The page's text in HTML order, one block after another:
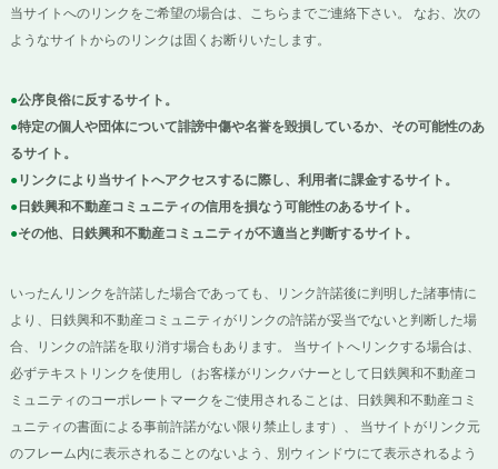
当サイトへのリンクをご希望の場合は、こちらまでご連絡下さい。 なお、次の
ようなサイトからのリンクは固くお断りいたします。
公序良俗に反するサイト。
特定の個人や団体について誹謗中傷や名誉を毀損しているか、その可能性のあ
るサイト。
リンクにより当サイトへアクセスするに際し、利用者に課金するサイト。
日鉄興和不動産コミュニティの信用を損なう可能性のあるサイト。
その他、日鉄興和不動産コミュニティが不適当と判断するサイト。
いったんリンクを許諾した場合であっても、リンク許諾後に判明した諸事情に
より、日鉄興和不動産コミュニティがリンクの許諾が妥当でないと判断した場
合、リンクの許諾を取り消す場合もあります。 当サイトへリンクする場合は、
必ずテキストリンクを使用し（お客様がリンクバナーとして日鉄興和不動産コ
ミュニティのコーポレートマークをご使用されることは、日鉄興和不動産コミ
ュニティの書面による事前許諾がない限り禁止します）、 当サイトがリンク元
のフレーム内に表示されることのないよう、別ウィンドウにて表示されるよう